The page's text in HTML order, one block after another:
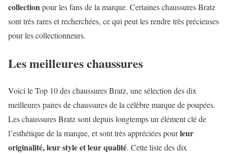
collectionpour les fans de la marque. Certaines chaussures Bratz
sont très rares et recherchées, ce qui peut les rendre très précieuses
pour les collectionneurs.
Les meilleures chaussures
Voici le Top 10 des chaussures Bratz, une sélection des dix
meilleures paires de chaussures de la célèbre marque de poupées.
Les chaussures Bratz sont depuis longtemps un élément clé de
l’esthétique de la marque, et sont très appréciées pourleur
originalité, leur style et leur qualité. Cette liste des dix